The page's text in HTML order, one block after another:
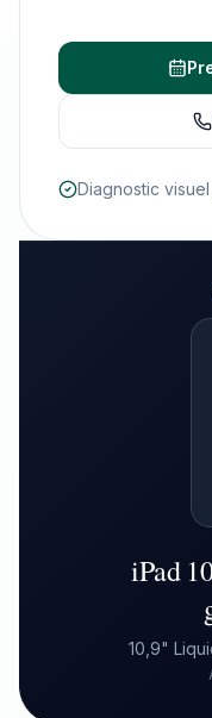
Diagnostic
iPad
10,9"